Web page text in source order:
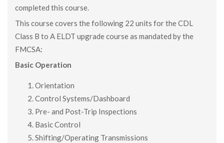
completed this course.
This course covers the following 22 units for the CDL
Class B to A ELDT upgrade course as mandated by the
FMCSA:
Basic Operation
Orientation
Control Systems/Dashboard
Pre- and Post-Trip Inspections
Basic Control
Shifting/Operating Transmissions